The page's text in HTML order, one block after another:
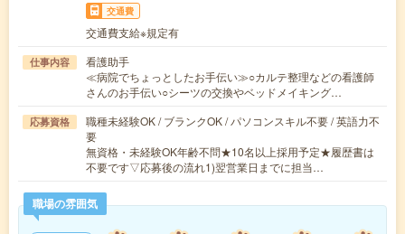
交通費
交通費支給※規定有
仕事内容
看護助手
≪病院でちょっとしたお手伝い≫○カルテ整理などの看護師
さんのお手伝い○シーツの交換やベッドメイキング…
応募資格
職種未経験OK / ブランクOK / パソコンスキル不要 / 英語力不
要
無資格・未経験OK年齢不問★10名以上採用予定★履歴書は
不要です▽応募後の流れ1)翌営業日までに担当…
職場の雰囲気